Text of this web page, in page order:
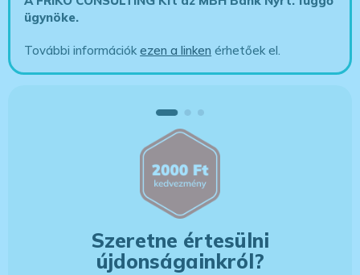
ügynöke.
További információkezen a linken érhetőek el.
Szeretne értesülni
újdonságainkról?